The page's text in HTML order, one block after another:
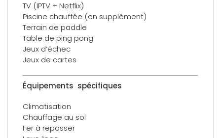
TV (IPTV + Netflix)
Piscine chauffée (en supplément)
Terrain de paddle
Table de ping pong
Jeux d’échec
Jeux de cartes
Équipements spécifiques
Climatisation
Chauffage au sol
Fer à repasser